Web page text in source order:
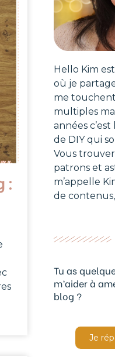
:
Hello Kim
où je
me
multiples
années
de DIY qui
Vous
patrons et
m’appelle
de contenus,
Tu as
m’aider à
blog ?
Je